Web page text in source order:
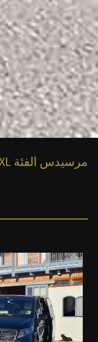
مرسيدس الفئة V XL